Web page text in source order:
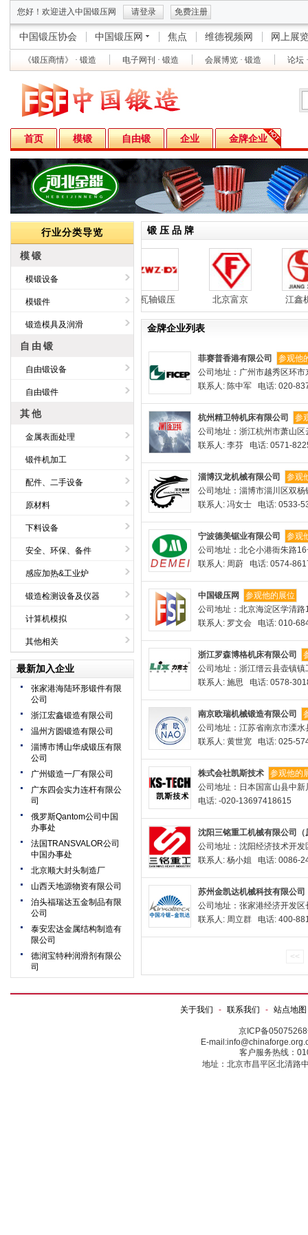
您好！欢迎进入中国锻压网 请登录 免费注册
中国锻压协会 中国锻压网 焦点 维德视频网 网上展
《锻压商情》 · 锻造 电子网刊 · 锻造 会展博览 · 锻造 论坛
首页 模锻 自由锻 企业 金牌企业
行业分类导览
模锻
模锻设备
模锻件
锻造模具及润滑
自由锻
自由锻设备
自由锻件
其他
金属表面处理
锻件机加工
配件、二手设备
原材料
下料设备
安全、环保、备件
感应加热&工业炉
锻造检测设备及仪器
计算机模拟
其他相关
最新加入企业
张家港海陆环形锻件有限
公司
浙江宏鑫锻造有限公司
温州方圆锻造有限公司
淄博市博山华成锻压有限
公司
广州锻造一厂有限公司
广东四会实力连杆有限公
司
俄罗斯Qantom公司中国
办事处
法国TRANSVALOR公司
中国办事处
北京顺大封头制造厂
山西天地源物资有限公司
泊头福瑞达五金制品有限
公司
泰安宏达金属结构制造有
限公司
德润宝特种润滑剂有限公
司
锻 压 品 牌
瓦轴锻压 北京富京 江鑫机
金牌企业列表
菲赛普香港有限公司
参观他
公司地址：广州市越秀区环
联系人: 陈中军 电话: 020-
杭州精卫特机床有限公司
参
公司地址：浙江杭州市萧山区
联系人: 李芬 电话: 0571-
淄博汉龙机械有限公司
参观
公司地址：淄博市淄川区双杨
联系人: 冯女士 电话: 0533-
宁波德美锯业有限公司
参观
公司地址：北仑小港衙朱路
联系人: 周蔚 电话: 0574-
中国锻压网
参观他的展位
公司地址：北京海淀区学清
联系人: 罗文会 电话: 010-
浙江罗森博格机床有限公司
公司地址：浙江缙云县壶镇
联系人: 施思 电话: 0578-
南京欧瑞机械锻造有限公司
公司地址：江苏省南京市溧
联系人: 黄世宽 电话: 025-
株式会社凯斯技术
参观他的
公司地址：日本国富山县中
电话: -020-13697418615
沈阳三铭重工机械有限公司
公司地址：沈阳经济技术开
联系人: 杨小姐 电话: 0086-
苏州金凯达机械科技有限公司
公司地址：张家港经济开发区
联系人: 周立群 电话: 400-
<<
关于我们 - 联系我们 - 站点地图
京ICP备
E-
客户服务热线：
地址：北京市昌平区北清路